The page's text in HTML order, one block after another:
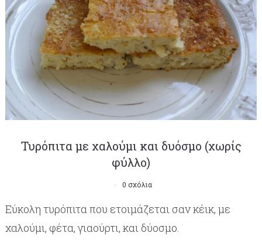
Τυρόπιτα με χαλούμι και δυόσμο (χωρίς
φύλλο)
0 σχόλια
Εύκολη τυρόπιτα που ετοιμάζεται σαν κέικ, με
χαλούμι, φέτα, γιαούρτι, και δύοσμο.